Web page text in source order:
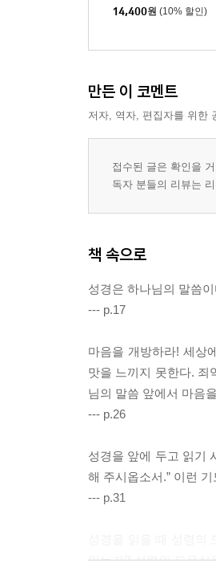
14,400원 (10% 할인)
만든 이 코멘트
저자, 역자, 편집자를 위한
접수된 글은 확인을
독자 분들의 리뷰는
책 속으로
성경은 하나님의 말씀이
--- p.17
마음을 개방하라! 세상
맛을 느끼지 못한다. 죄
님의 말씀 앞에서 마음
--- p.26
성경을 앞에 두고 읽기
해 주시옵소서.” 이런
--- p.31
있는가? 성령의 도우심